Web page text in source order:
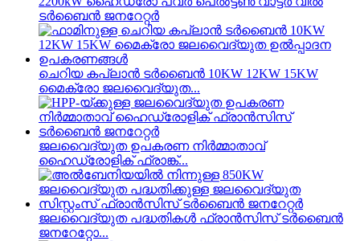
ടർബൈൻ ജനറേറ്റർ
ചെറിയ കപ്ലാൻ ടർബൈൻ 10KW 12KW 15KW
മൈക്രോ ജലവൈദ്യുത...
ജലവൈദ്യുത ഉപകരണ നിർമ്മാതാവ്
ഹൈഡ്രോളിക് ഫ്രാങ്ക്...
ജലവൈദ്യുത പദ്ധതികൾ ഫ്രാൻസിസ് ടർബൈൻ
ജനറേറ്റോ...